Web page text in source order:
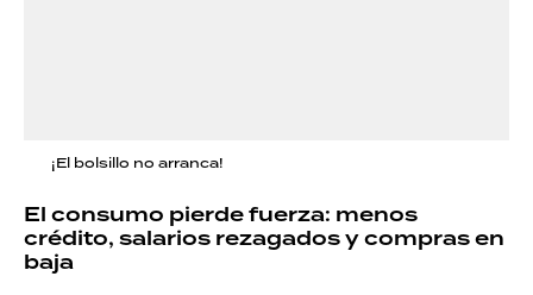
¡El bolsillo no arranca!
El consumo pierde fuerza: menos
crédito, salarios rezagados y compras en
baja